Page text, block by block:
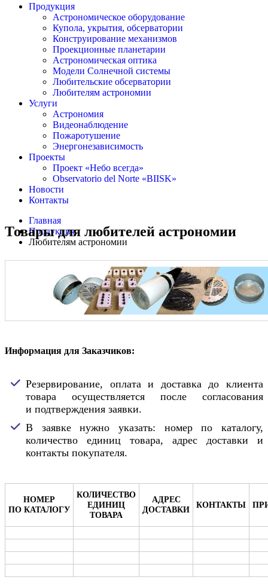
Продукция
Астрономическое оборудование
Купола, укрытия, обсерватории
Конструирование механизмов
Проекционные планетарии
Астрономическая оптика
Модели Солнечной системы
Любительские обсерватории
Любителям астрономии
Услуги
Астрономия
Видеонаблюдение
Пожаротушение
Энергонезависимость
Проекты
Проект «Небо всегда»
Observatorio del Norte «BIISK»
Новости
Контакты
Главная
Продукция
Любителям астрономии
Товары для любителей астрономии
Информация для Заказчиков:
Резервирование, оплата и доставка до клиента
товара осуществляется после согласования
и подтверждения заявки.
В заявке нужно указать: номер по каталогу,
количество единиц товара, адрес доставки и
контакты покупателя.
НОМЕР
ПО КАТАЛОГУ
КОЛИЧЕСТВО
ЕДИНИЦ
ТОВАРА
АДРЕС
ДОСТАВКИ
КОНТАКТЫ